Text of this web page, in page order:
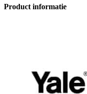
Product informatie